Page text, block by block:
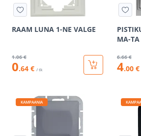
RAAM LUNA 1-NE VALGE
1.06 €
0.64 € / tk
MA-TA
6.66 €
4.00 €
KAMPAANIA